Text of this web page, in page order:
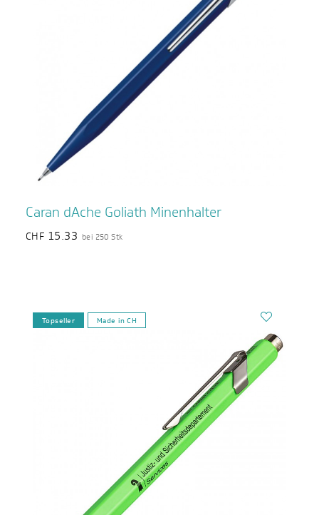
Caran dAche Goliath Minenhalter
CHF 15.33 bei 250 Stk
Topseller Made in CH